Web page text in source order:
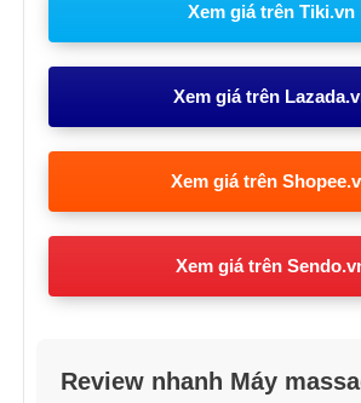
Xem giá trên Tiki.vn
Xem giá trên
Xem giá trên
Xem giá trên
Review nhanh Máy